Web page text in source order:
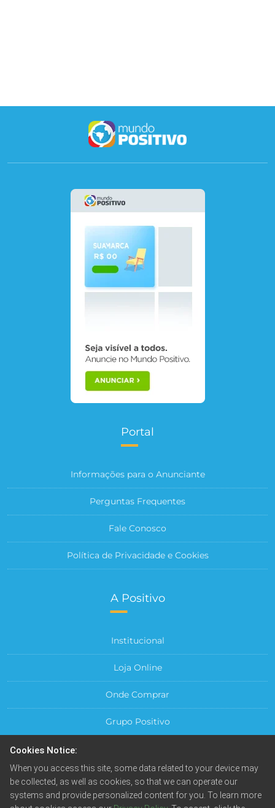
Portal
Informações para o Anunciante
Perguntas Frequentes
Fale Conosco
Política de Privacidade e Cookies
A Positivo
Institucional
Loja Online
Onde Comprar
Grupo Positivo
Central do Cliente
Cookies Notice:
When you access this site, some data related to your device may
be collected, as well as cookies, so that we can operate our
systems and provide personalized content for you. To learn more